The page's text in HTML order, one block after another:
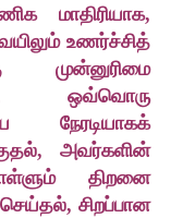
மாதிரியாக,
உணர்ச்சித்
முன்னுரிமை
ஒவ்வொரு
நேரடியாகக்
அவர்களின்
திறனை
சிறப்பான